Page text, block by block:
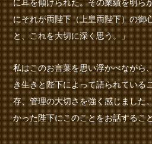
に耳を傾けられた。その業績を明ら
にそれが両陛下（上皇両陛下）の御
と、これを大切に深く思う。」
私はこのお言葉を思い浮かべながら
き生きと陛下によって語られている
存、管理の大切さを強く感じました
かった陛下にこのことをお話するこ